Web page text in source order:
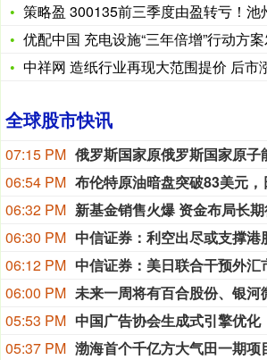
策略盈 300135前三季度由盈转亏！池州
优配中国 充电设施“三年倍增”行动方案
中祥网 造纸行业再现大范围提价 后市
全球股市快讯
07:15 PM
06:54 PM 布伦特原油暗盘突破83美元，
06:32 PM 新基金销售火爆 资金布局长
06:30 PM 中信证券：利空出尽或支撑港
06:12 PM
06:00 PM
05:53 PM
05:37 PM